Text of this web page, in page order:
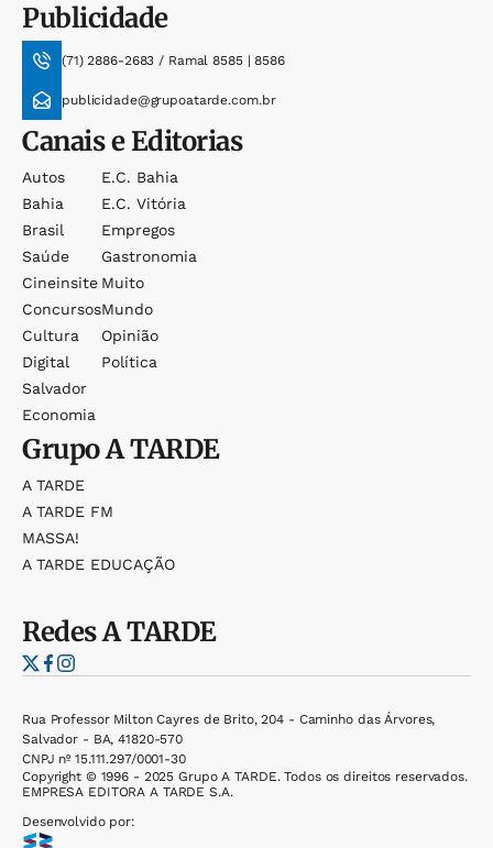
Publicidade
(71) 2886-2683 / Ramal 8585 | 8586
publicidade@grupoatarde.com.br
Canais e Editorias
Autos
Bahia
Brasil
Saúde
Cineinsite
Concursos
Cultura
Digital
Salvador
Economia
E.c. Bahia
E.c. Vitória
Empregos
Gastronomia
Muito
Mundo
Opinião
Política
GrupoA TARDE
A TARDE
A TARDE FM
MASSA!
A TARDE EDUCAÇÃO
RedesA TARDE
Rua Professor Milton Cayres de Brito, 204 - Caminho das Árvores,
Salvador - BA, 41820-570
CNPJ nº 15.111.297/0001-30
Copyright © 1996 - 2025 Grupo A TARDE. Todos os direitos reservados.
EMPRESA EDITORA A TARDE S.A.
Desenvolvido por: